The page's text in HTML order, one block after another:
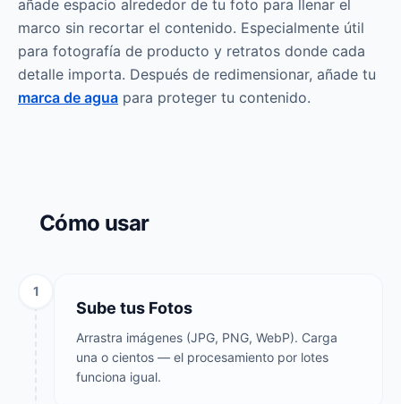
añade espacio alrededor de tu foto para llenar el
marco sin recortar el contenido. Especialmente útil
para fotografía de producto y retratos donde cada
detalle importa. Después de redimensionar, añade tu
marca de agua para proteger tu contenido.
Cómo usar
1
Sube tus Fotos
Arrastra imágenes (JPG, PNG, WebP). Carga
una o cientos — el procesamiento por lotes
funciona igual.